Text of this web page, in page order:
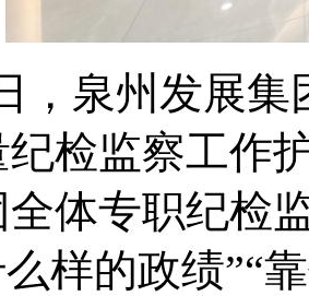
，泉州发展
检监察工作
体专职纪检
样的政绩”“